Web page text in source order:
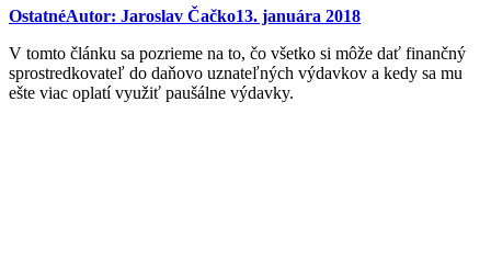
OstatnéAutor: Jaroslav Čačko13. januára 2018
V tomto článku sa pozrieme na to, čo všetko si môže dať finančný
sprostredkovateľ do daňovo uznateľných výdavkov a kedy sa mu
ešte viac oplatí využiť paušálne výdavky.